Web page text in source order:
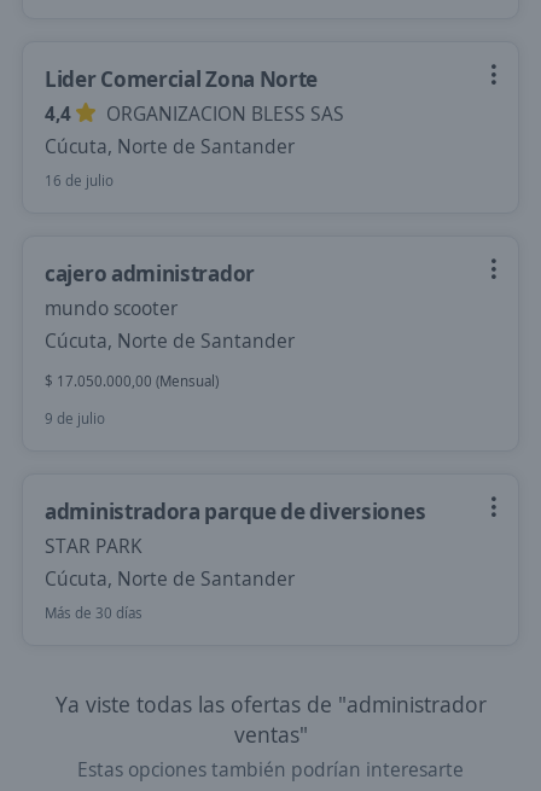
Lider Comercial Zona Norte
4,4
ORGANIZACION BLESS SAS
Cúcuta, Norte de Santander
16 de julio
cajero administrador
mundo scooter
Cúcuta, Norte de Santander
$ 17.050.000,00 (Mensual)
9 de julio
administradora parque de diversiones
STAR PARK
Cúcuta, Norte de Santander
Más de 30 días
Ya viste todas las ofertas de "administrador
ventas"
Estas opciones también podrían interesarte